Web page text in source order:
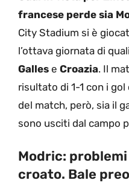
francese perde sia
City Stadium si è
l’ottava giornata di
Galles e Croazia. Il
risultato di 1-1 con i gol
del match, però, sia il
sono usciti dal campo
Modric:
croato. Bale